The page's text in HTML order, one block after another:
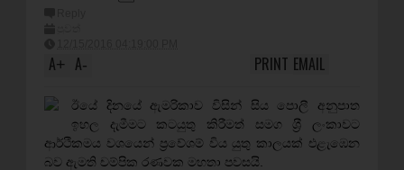
A+ A- EMAIL
PRINT
ඊයේ දිනයේ ඇමරිකාව විසින් සිය පොලී අනුපාත
ඉහල දැමීමට කටයුතු කිරීමත් සමග ශ‍්‍රී ලංකාවට
ආර්ථිකමය වශයෙන් ප‍්‍රවේශම් විය යුතු කාලයක් එළැඹෙන
බව ඇමති චම්පික රණවක මහතා පවසයි.